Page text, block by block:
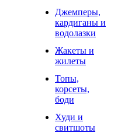
Джемперы,
кардиганы и
водолазки
Жакеты и
жилеты
Топы,
корсеты,
боди
Худи и
свитшоты